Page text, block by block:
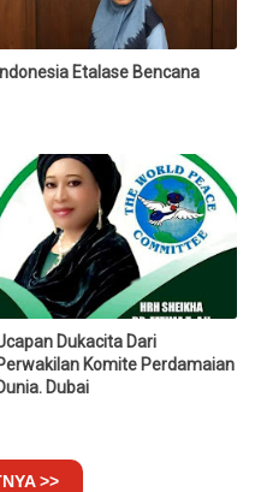
Indonesia Etalase Bencana
Dukacita Dari
Komite Perdamaian
Dubai
>>